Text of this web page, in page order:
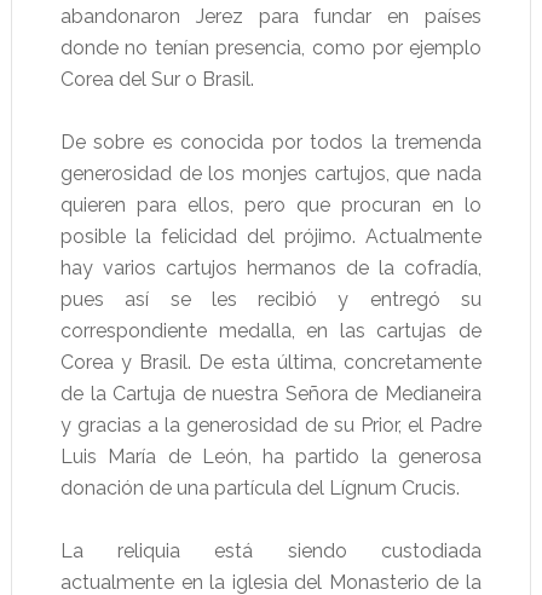
abandonaron Jerez para fundar en países
donde no tenían presencia, como por ejemplo
Corea del Sur o Brasil.
De sobre es conocida por todos la tremenda
generosidad de los monjes cartujos, que nada
quieren para ellos, pero que procuran en lo
posible la felicidad del prójimo. Actualmente
hay varios cartujos hermanos de la cofradía,
pues así se les recibió y entregó su
correspondiente medalla, en las cartujas de
Corea y Brasil. De esta última, concretamente
de la Cartuja de nuestra Señora de Medianeira
y gracias a la generosidad de su Prior, el Padre
Luis María de León, ha partido la generosa
donación de una partícula del Lígnum Crucis.
La reliquia está siendo custodiada
actualmente en la iglesia del Monasterio de la